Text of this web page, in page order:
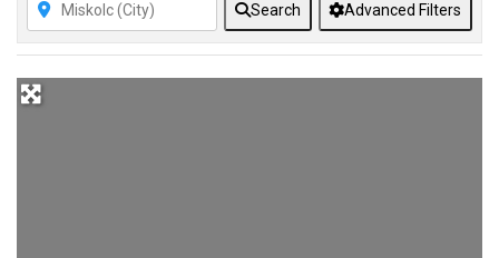
Search Advanced Filters